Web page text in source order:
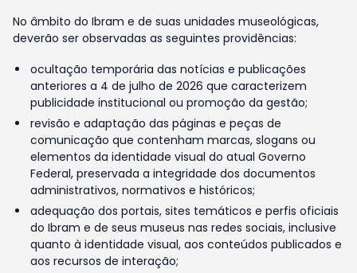
No âmbito do Ibram e de suas unidades museológicas,
deverão ser observadas as seguintes providências:
ocultação temporária das notícias e publicações
anteriores a 4 de julho de 2026 que caracterizem
publicidade institucional ou promoção da gestão;
revisão e adaptação das páginas e peças de
comunicação que contenham marcas, slogans ou
elementos da identidade visual do atual Governo
Federal, preservada a integridade dos documentos
administrativos, normativos e históricos;
adequação dos portais, sites temáticos e perfis oficiais
do Ibram e de seus museus nas redes sociais, inclusive
quanto à identidade visual, aos conteúdos publicados e
aos recursos de interação;